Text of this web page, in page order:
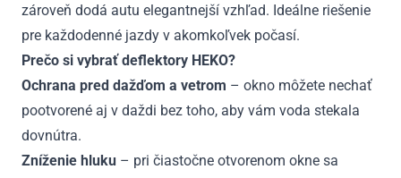
zároveň dodá autu elegantnejší vzhľad. Ideálne riešenie
pre každodenné jazdy v akomkoľvek počasí.
Prečo si vybrať deflektory HEKO?
Ochrana pred dažďom a vetrom – okno môžete nechať
pootvorené aj v daždi bez toho, aby vám voda stekala
dovnútra.
Zníženie hluku – pri čiastočne otvorenom okne sa